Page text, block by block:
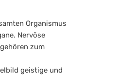
Organismus
Nervöse
zum
geistige und